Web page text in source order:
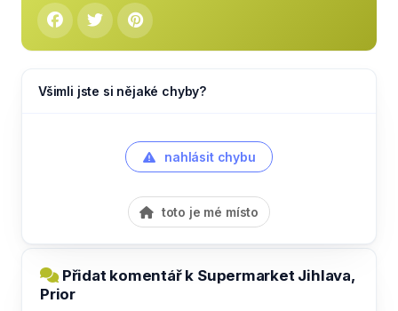
Všimli jste si nějaké chyby?
nahlásit chybu
toto je mé místo
Přidat komentář k Supermarket Jihlava,
Prior